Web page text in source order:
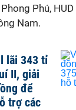
Phú,
Nam.
lãi 343 tỉ
II, giải
để
trợ các